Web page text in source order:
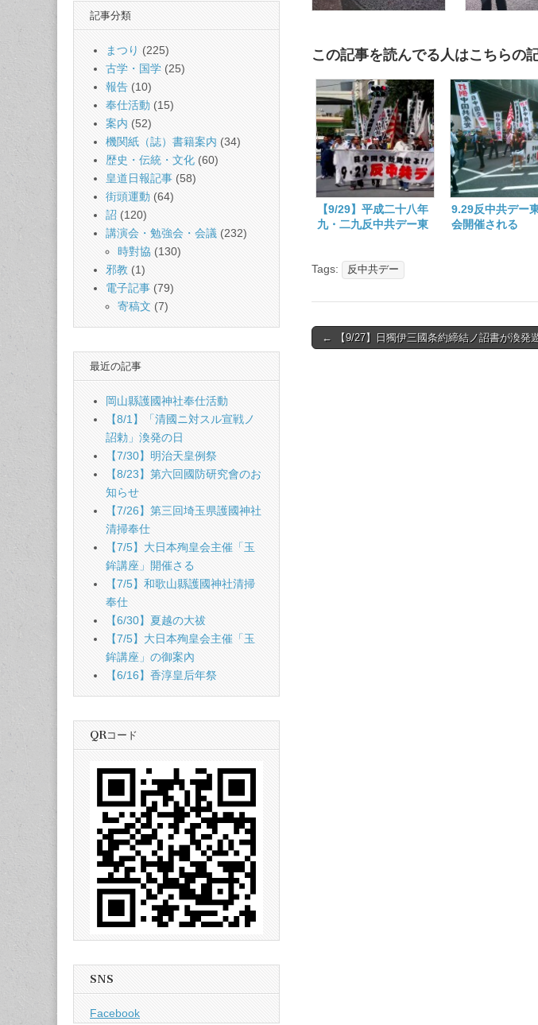
この記事を読んでる人はこちらの
【9/29】平成二十八年
九・二九反中共デー東
9.29反中共デー
会開催される
Tags: 反中共デー
Post← 【9/27】日獨伊三國条約締結ノ詔書が渙発
記事分類
まつり (225)
古学・国学 (25)
報告 (10)
奉仕活動 (15)
案内 (52)
機関紙（誌）書籍案内 (34)
歴史・伝統・文化 (60)
皇道日報記事 (58)
街頭運動 (64)
詔 (120)
講演会・勉強会・会議 (232)
時對協 (130)
邪教 (1)
電子記事 (79)
寄稿文 (7)
最近の記事
岡山縣護國神社奉仕活動
【8/1】「清國ニ対スル宣戦ノ
詔勅」渙発の日
【7/30】明治天皇例祭
【8/23】第六回國防研究會のお
知らせ
【7/26】第三回埼玉県護國神社
清掃奉仕
【7/5】大日本殉皇会主催「玉
鉾講座」開催さる
【7/5】和歌山縣護國神社清掃
奉仕
【6/30】夏越の大祓
【7/5】大日本殉皇会主催「玉
鉾講座」の御案內
【6/16】香淳皇后年祭
QRコード
SNS
Facebook